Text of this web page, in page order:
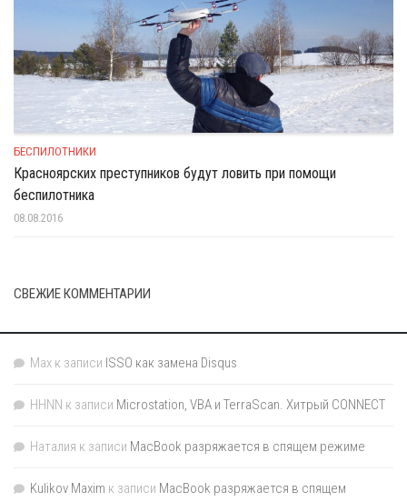
БЕСПИЛОТНИКИ
Красноярских преступников будут ловить при помощи
беспилотника
08.08.2016
СВЕЖИЕ КОММЕНТАРИИ
Max к записи ISSO как замена Disqus
HHNN к записи Microstation, VBA и TerraScan. Хитрый CONNECT
Наталия к записи MacBook разряжается в спящем режиме
Kulikov Maxim к записи MacBook разряжается в спящем